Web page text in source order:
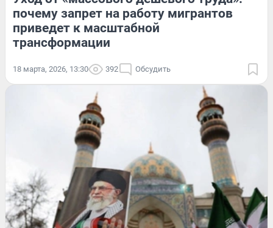
почему запрет на работу мигрантов
приведет к масштабной
трансформации
18 марта, 2026, 13:30 392 Обсудить